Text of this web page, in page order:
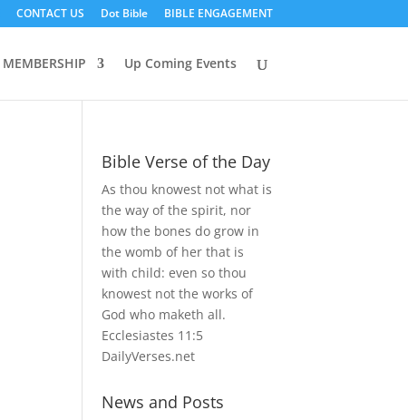
CONTACT US Dot Bible BIBLE ENGAGEMENT
MEMBERSHIP Up Coming Events
Bible Verse of the Day
As thou knowest not what is
the way of the spirit, nor
how the bones do grow in
the womb of her that is
with child: even so thou
knowest not the works of
God who maketh all.
Ecclesiastes 11:5
DailyVerses.net
News and Posts